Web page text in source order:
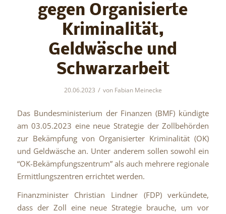
gegen Organisierte
Kriminalität,
Geldwäsche und
Schwarzarbeit
20.06.2023 / von Fabian Meinecke
Das Bundesministerium der Finanzen (BMF) kündigte
am 03.05.2023 eine neue Strategie der Zollbehörden
zur Bekämpfung von Organisierter Kriminalität (OK)
und Geldwäsche an. Unter anderem sollen sowohl ein
“OK-Bekämpfungszentrum” als auch mehrere regionale
Ermittlungszentren errichtet werden.
Finanzminister Christian Lindner (FDP) verkündete,
dass der Zoll eine neue Strategie brauche, um vor